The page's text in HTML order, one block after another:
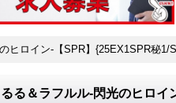
ヒロイン-【SPR】{25EX1SPR秘1/
る＆ラフルル-閃光のヒロイ